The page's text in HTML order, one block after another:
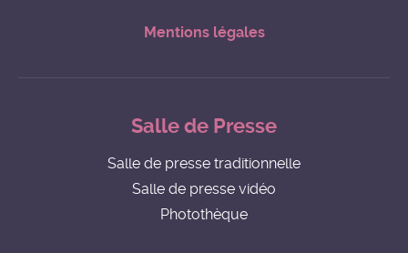
Mentions légales
Salle de Presse
Salle de presse traditionnelle
Salle de presse vidéo
Photothèque